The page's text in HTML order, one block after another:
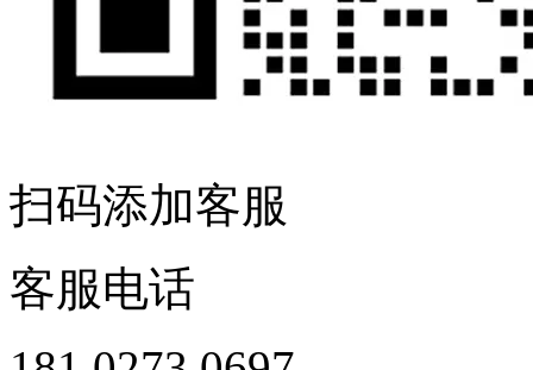
扫码添加客服
客服电话